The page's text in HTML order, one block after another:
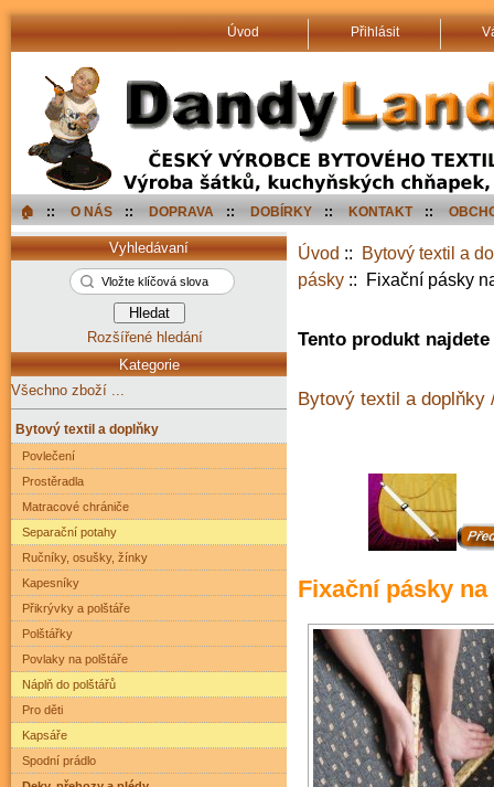
Úvod Přihlásit
🏠︎ :: O NÁS :: DOPRAVA :: DOBÍRKY :: KONTAKT ::
Úvod :: Bytový textil a
pásky :: Fixační pásky
Tento produkt
Bytový textil a
Fixační pásky
Vyhledávaní
Rozšířené hledání
Kategorie
Všechno zboží ...
Bytový textil a doplňky
Povlečení
Prostěradla
Matracové chrániče
Separační potahy
Ručníky, osušky, žínky
Kapesníky
Přikrývky a polštáře
Polštářky
Povlaky na polštáře
Náplň do polštářů
Pro děti
Kapsáře
Spodní prádlo